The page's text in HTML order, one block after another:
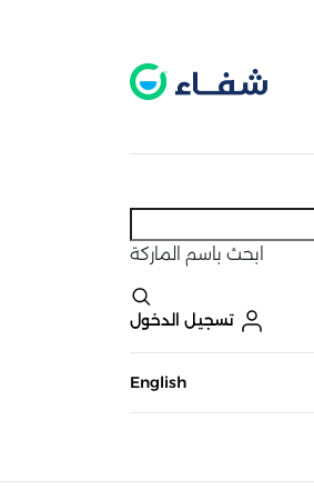
ابحث باسم الماركة
تسجيل الدخول
English